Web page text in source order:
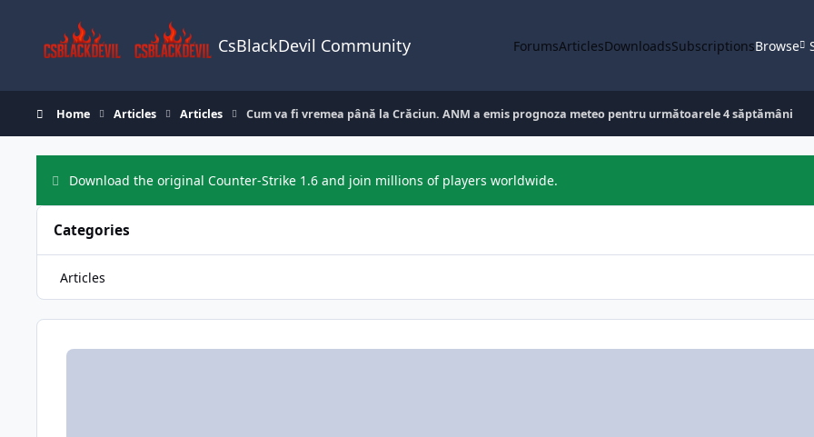
CsBlackDevil Community ForumsArticlesDownloadsSubscriptionsBrowse
Home Articles Articles Cum va fi vremea până la Crăciun. ANM a emis prognoza meteo pentru următoarele 4 săptămâni
Download the original Counter-Strike 1.6 and join millions of players worldwide.
Categories
Articles